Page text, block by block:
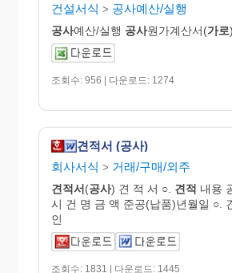
건설서식 > 공사예산/실행
공사예산/실행 공사원가계산서(가로)
조회수: 956 | 다운로드: 1274
견적서 (공사)
회사서식 > 거래/구매/외주
견적서(공사) 견 적 서 ○. 견적 내용
시 건 명 금 액 준공(납품)년월일 ○.
인
조회수: 1831 | 다운로드: 1445